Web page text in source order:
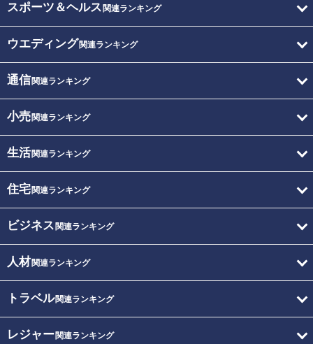
スポーツ＆ヘルス 関連ランキング
ウエディング関連ランキング
通信関連ランキング
小売関連ランキング
生活関連ランキング
住宅関連ランキング
ビジネス 関連ランキング
人材関連ランキング
トラベル関連ランキング
レジャー関連ランキング